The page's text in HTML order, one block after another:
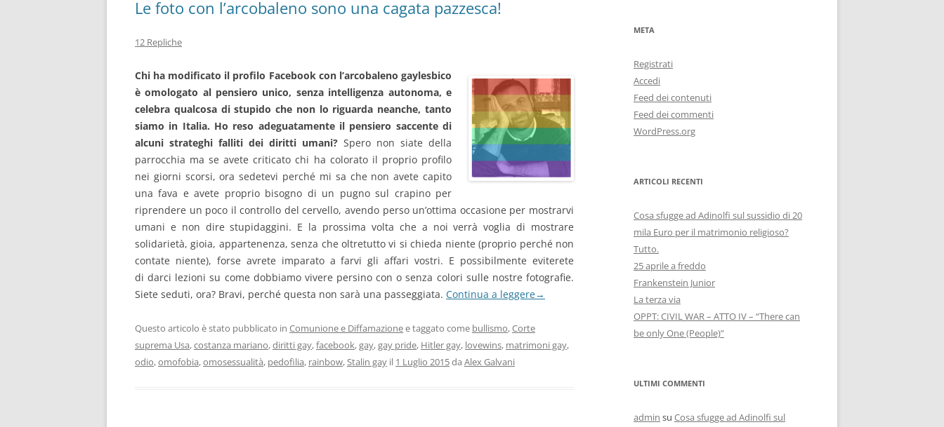
Le foto con l’arcobaleno sono una cagata pazzesca!
12 Repliche
Chi ha modificato il profilo Facebook con l’arcobaleno gaylesbico
è omologato al pensiero unico, senza intelligenza autonoma, e
celebra qualcosa di stupido che non lo riguarda neanche, tanto
siamo in Italia. Ho reso adeguatamente il pensiero saccente di
alcuni strateghi falliti dei diritti umani? Spero non siate della
parrocchia ma se avete criticato chi ha colorato il proprio profilo
nei giorni scorsi, ora sedetevi perché mi sa che non avete capito
una fava e avete proprio bisogno di un pugno sul crapino per
riprendere un poco il controllo del cervello, avendo perso un’ottima occasione per mostrarvi
umani e non dire stupidaggini. E la prossima volta che a noi verrà voglia di mostrare
solidarietà, gioia, appartenenza, senza che oltretutto vi si chieda niente (proprio perché non
contate niente), forse avrete imparato a farvi gli affari vostri. E possibilmente eviterete
di darci lezioni su come dobbiamo vivere persino con o senza colori sulle nostre fotografie.
Siete seduti, ora? Bravi, perché questa non sarà una passeggiata. Continua a leggere→
Questo articolo è stato pubblicato in Comunione e Diffamazionee taggato come bullismo,Corte
suprema Usa,costanza mariano,diritti gay,facebook,gay,gay pride, Hitler gay, lovewins, matrimoni gay,
odio,omofobia,omosessualità, pedofilia, rainbow,Stalin gay il 1 Luglio 2015da Alex Galvani
META
Registrati
Accedi
Feed dei contenuti
Feed dei commenti
WordPress.org
ARTICOLI RECENTI
Cosa sfugge ad Adinolfi sul sussidio di 20
mila Euro per il matrimonio religioso?
Tutto.
25 aprile a freddo
Frankenstein Junior
La terza via
OPPT: CIVIL WAR – ATTO IV – “There can
be only One (People)”
ULTIMI COMMENTI
admin su Cosa sfugge ad Adinolfi sul